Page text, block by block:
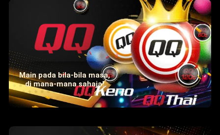
Main pada bila-bila masa,
di mana-mana sahaja!